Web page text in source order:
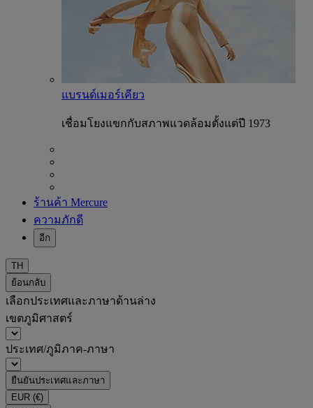
แบรนด์เมอร์เคียว
เชื่อมโยงแขกกับสภาพแวดล้อมตั้งแต่ปี 1973
ร้านค้า Mercure
ความภักดี
อีก
TH
ย้อนกลับ
เลือกประเทศและภาษาด้านล่าง
เขตภูมิศาสตร์
ประเทศ/ภูมิภาค-ภาษา
ยืนยันประเทศและภาษา
EUR (€)